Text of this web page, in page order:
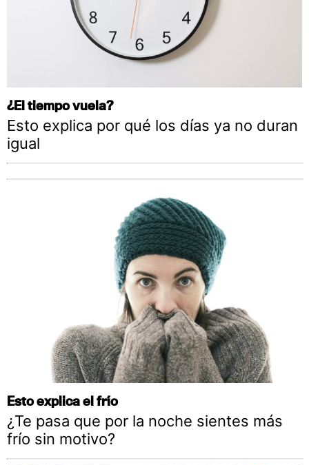
¿El tiempo vuela?
Esto explica por qué los días ya no duran
igual
Esto explica el frío
¿Te pasa que por la noche sientes más
frío sin motivo?